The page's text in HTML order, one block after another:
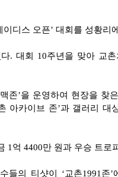
디스 오픈’ 대회를 성황리
. 대회 10주년을 맞아 교
존’을 운영하여 현장을 찾
아카이브 존’과 갤러리 대
1억 4400만 원과 우승 트로
의 티샷이 ‘교촌1991존